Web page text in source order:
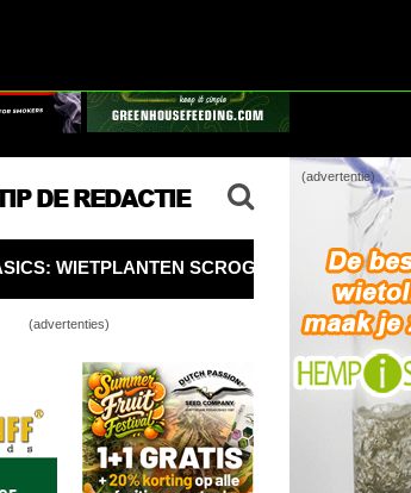
(advertentie)
DE REDACTIE
VOOR MEER WIET PER PLANT 🥦
(advertenties)